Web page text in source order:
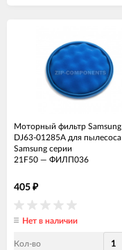
Моторный фильтр Samsung
DJ63-01285A для пылесоса
Samsung серии
21F50 — ФИЛП036
405 ₽
Нет в наличии
Кол-во